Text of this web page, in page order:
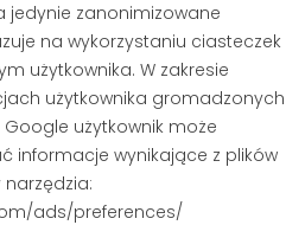
jedynie zanonimizowane
na wykorzystaniu ciasteczek
użytkownika. W zakresie
użytkownika gromadzonych
użytkownik może
informacje wynikające z plików
ads/preferences/